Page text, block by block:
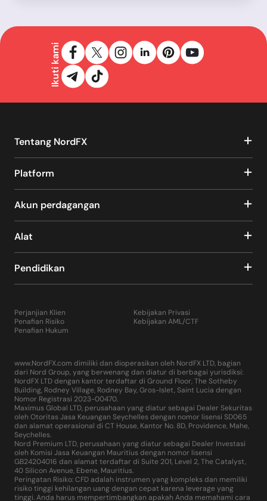
Ikuti kami
Tentang NordFX
Platform
Akun perdagangan
Alat
Pendidikan
Perjanjian Klien
Penafian Risiko
Penafian Hukum
Kebijakan Privasi
Kebijakan AML/CTF
www.NordFX.com dimiliki dan dioperasikan oleh NordFX LTD, bagian
dari Nord Group, yang berwenang dan diatur di berbagai yurisdiksi:
NordFX LTD dengan kantor terdaftar di Ground Floor, The Sotheby
Building, Rodney Village, Rodney Bay, Gros-Islet, Saint Lucia dengan
Nomor Registrasi 2023-00470.
Maximus Global LTD, perusahaan yang diatur sebagai Dealer Sekuritas
oleh Otoritas Jasa Keuangan Seychelles dengan nomor lisensi SD065
dan alamat operasional di CT House, Kantor No. 8D, Providence, Mahe,
Seychelles.
Nord Premium LTD, perusahaan yang diatur sebagai Dealer Investasi
oleh Komisi Jasa Keuangan Mauritius dengan nomor lisensi
GB24204016 dan alamat terdaftar di Suite 201, Level 2, The Catalyst,
40 Silicon Avenue, Ebene, Mauritius.
Peringatan Risiko: CFD adalah instrumen yang kompleks dan memiliki
risiko tinggi kehilangan uang dengan cepat karena leverage yang
tinggi. Anda harus mempertimbangkan apakah Anda memahami cara